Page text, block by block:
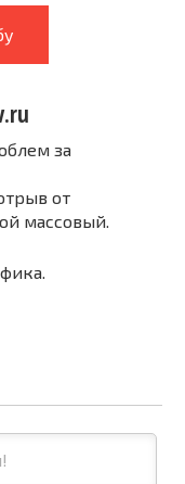
за
от
массовый.